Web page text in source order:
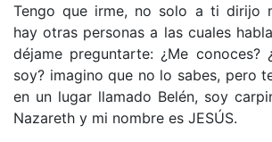
Tengo que irme, no solo a ti dirijo
hay otras personas a las cuales
déjame preguntarte: ¿Me conoces?
soy? imagino que no lo sabes, pero
en un lugar llamado Belén, soy
Nazareth y mi nombre es JESÚS.